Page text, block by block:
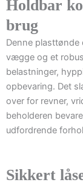
Holdbar
brug
Denne
vægge og et
belastninger,
opbevaring. Det
over for revner,
beholderen
udfordrende
Sikkert